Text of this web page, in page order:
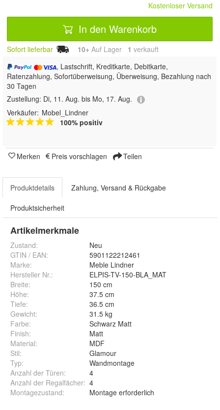
Kostenloser Versand
In den Warenkorb
Sofort lieferbar 10+ Auf Lager 1 verkauft
, Lastschrift, Kreditkarte, Debitkarte,
Ratenzahlung, Sofortüberweisung, Überweisung, Bezahlung nach
30 Tagen
Zustellung: Di, 11. Aug. bis Mo, 17. Aug.
Verkäufer: Mobel_Lindner
100% positiv
Merken Preis vorschlagen Teilen
Produktdetails Zahlung, Versand & Rückgabe
Produktsicherheit
Artikelmerkmale
Zustand:
Neu
GTIN / EAN:
5901122212461
Marke:
Meble Lindner
Hersteller Nr.:
ELPIS-TV-150-BLA_MAT
Breite:
150 cm
Höhe:
37.5 cm
Tiefe:
36.5 cm
Gewicht:
31.5 kg
Farbe:
Schwarz Matt
Finish:
Matt
Material:
MDF
Stil:
Glamour
Typ:
Wandmontage
Anzahl der Türen:
4
Anzahl der Regalfächer: 4
Montagezustand: Montage erforderlich